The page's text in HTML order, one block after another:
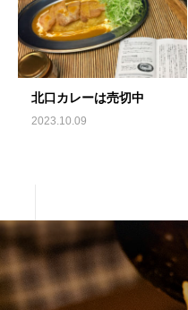
北口カレーは売切中
2023.10.09